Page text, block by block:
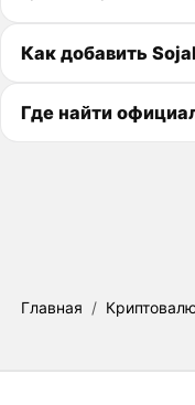
Как добавить
Где найти
Главная /